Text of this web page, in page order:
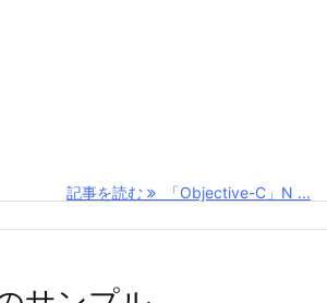
記事を読む 「Objective-C」N ...